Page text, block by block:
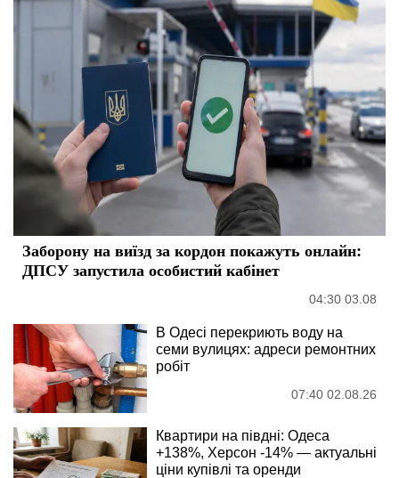
Заборону на виїзд за кордон покажуть онлайн:
ДПСУ запустила особистий кабінет
04:30 03.08
В Одесі перекриють воду на
семи вулицях: адреси ремонтних
робіт
07:40 02.08.26
Квартири на півдні: Одеса
+138%, Херсон -14% — актуальні
ціни купівлі та оренди